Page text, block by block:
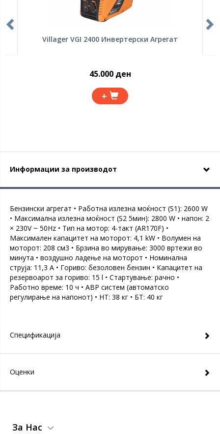
Villager VGI 2400 Инвертерски Агрегат
45.000 ден
+
Информации за производот
Бензински агрегат • Работна излезна моќност (S1): 2600 W
• Максимална излезна моќност (S2 5мин): 2800 W • напон: 2
× 230V ~ 50Hz • Тип на мотор: 4-такт (AR170F) •
Максимален капацитет на моторот: 4,1 kW • Волумен на
моторот: 208 см3 • Брзина во мирување: 3000 вртежи во
минута • воздушно ладење на моторот • Номинална
струја: 11,3 А • Гориво: безоловен бензин • Капацитет на
резервоарот за гориво: 15 l • Стартување: рачно •
Работно време: 10 ч • АВР систем (автоматско
регулирање на напонот) • НТ: 38 кг • БТ: 40 кг
Спецификација
Оценки
За Нас